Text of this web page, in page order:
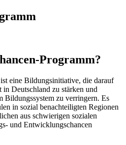
Programm?
eine Bildungsinitiative, die darauf
Deutschland zu stärken und
Bildungssystem zu verringern. Es
in sozial benachteiligten Regionen
aus schwierigen sozialen
und Entwicklungschancen